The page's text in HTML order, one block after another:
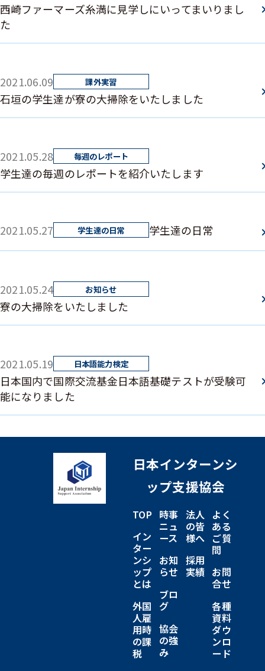
西崎ファーマーズ糸満に見学しにいってまいりまし
た
2021.06.09
石垣の学生達が寮の大掃除をいたしました
2021.05.28
学生達の毎週のレポートを紹介いたします
2021.05.27 学生達の日常
2021.05.24
寮の大掃除をいたしました
2021.05.19
日本国内で国際交流基金日本語基礎テストが受験可
能になりました
日本インターンシ
ップ支援協会
TOP
イン
ター
ンシ
ップ
とは
外国
人雇
用時
の課
税
時事
ニュ
ース
お知
らせ
ブロ
グ
協会
の強
み
法人
の皆
様へ
採用
実績
よく
ある
ご質
問
お問
合せ
各種
資料
ダウ
ンロ
ード